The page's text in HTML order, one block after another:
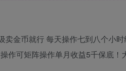
金币就行 每天操作七到八个小
作可矩阵操作单月收益5千保底！